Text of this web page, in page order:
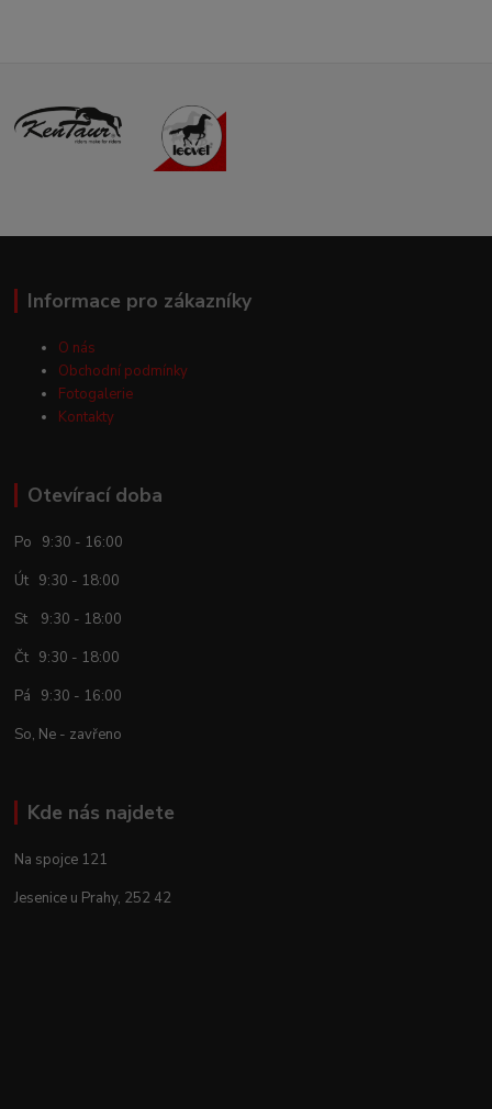
Informace pro zákazníky
O nás
Obchodní podmínky
Fotogalerie
Kontakty
Otevírací doba
Po 9:30 - 16:00
Út 9:30 - 18:00
St 9:30 - 18:00
Čt 9:30 - 18:00
Pá 9:30 - 16:00
So, Ne - zavřeno
Kde nás najdete
Na spojce 121
Jesenice u Prahy, 252 42